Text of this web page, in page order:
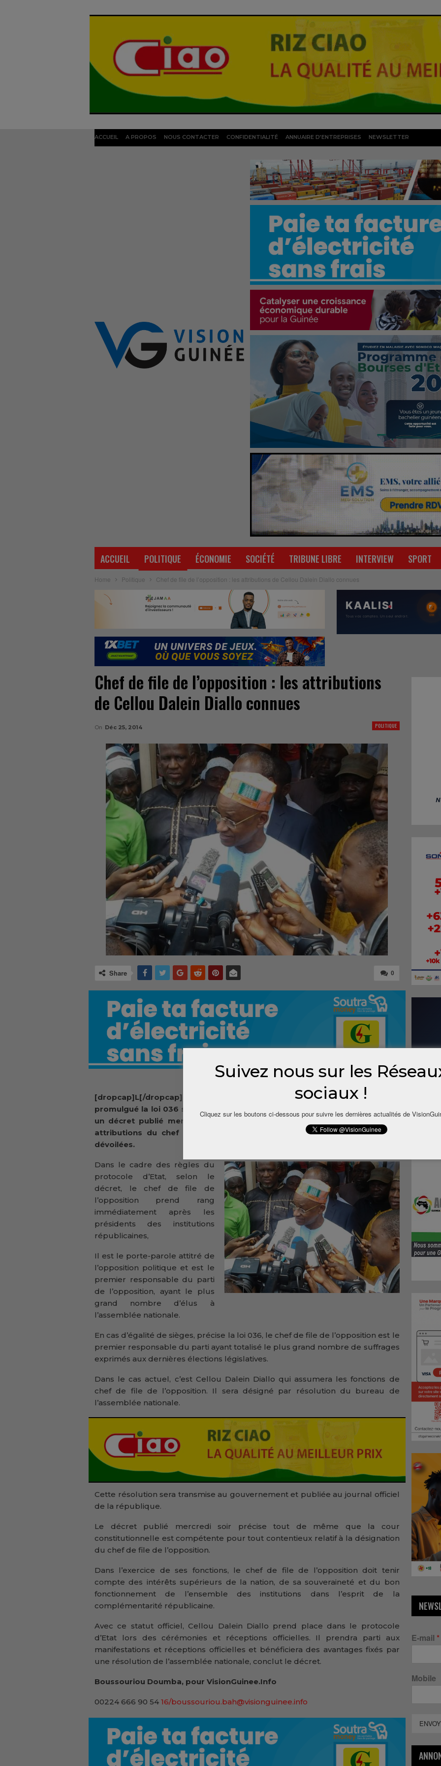
ACCUEIL A PROPOS NOUS CONTACTER CONFIDENTIALITÉ ANNUAIRE D’ENTREPRISES NEWSLETTER
ACCUEIL POLITIQUE ÉCONOMIE SOCIÉTÉ TRIBUNE LIBRE INTERVIEW SPORT
Home Politique Chef de file de l’opposition : les attributions de Cellou Dalein Diallo connues
Chef de file de l’opposition : les attributions
de Cellou Dalein Diallo connues
POLITIQUE
On Déc 25, 2014
0
Share
[dropcap]L[/dropcap]e président de la république, Alpha Condé a
promulgué la loi 036 sur le statut de l’opposition politique en Guinée. Dans
un décret publié mercredi soir sur les antennes des médias publics, les
attributions du chef de file de l’opposition politique en Guinée ont été
dévoilées.
Dans le cadre des règles du
protocole d’Etat, selon le
décret, le chef de file de
l’opposition prend rang
immédiatement après les
présidents des institutions
républicaines,
Il est le porte-parole attitré de
l’opposition politique et est le
premier responsable du parti
de l’opposition, ayant le plus
grand nombre d’élus à
l’assemblée nationale.
En cas d’égalité de sièges, précise la loi 036, le chef de file de l’opposition est le
premier responsable du parti ayant totalisé le plus grand nombre de suffrages
exprimés aux dernières élections législatives.
Dans le cas actuel, c’est Cellou Dalein Diallo qui assumera les fonctions de
chef de file de l’opposition. Il sera désigné par résolution du bureau de
l’assemblée nationale.
Cette résolution sera transmise au gouvernement et publiée au journal officiel
de la république.
Le décret publié mercredi soir précise tout de même que la cour
constitutionnelle est compétente pour tout contentieux relatif à la désignation
du chef de file de l’opposition.
Dans l’exercice de ses fonctions, le chef de file de l’opposition doit tenir
compte des intérêts supérieurs de la nation, de sa souveraineté et du bon
fonctionnement de l’ensemble des institutions dans l’esprit de la
complémentarité républicaine.
Avec ce statut officiel, Cellou Dalein Diallo prend place dans le protocole
d’Etat lors des cérémonies et réceptions officielles. Il prendra parti aux
manifestations et réceptions officielles et bénéficiera des avantages fixés par
une résolution de l’assemblée nationale, conclut le décret.
Boussouriou Doumba, pour VisionGuinee.Info
00224 666 90 54 16/boussouriou.bah@visionguinee.info
E-mail *
Mobile
Suivez nous sur les
sociaux !
Cliquez sur les boutons ci-dessous pour suivre les dernières actualités de